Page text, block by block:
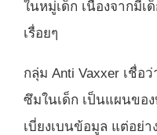
ในหมู่เด็ก เนื่องจากมี
เรื่อยๆ
กลุ่ม Anti Vaxxer เชื่อ
ซึมในเด็ก เป็นแผนขอ
เบี่ยงเบนข้อมูล แต่อย่า